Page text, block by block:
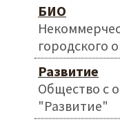
БИО
городского
Развитие
Общество с
"Развитие"